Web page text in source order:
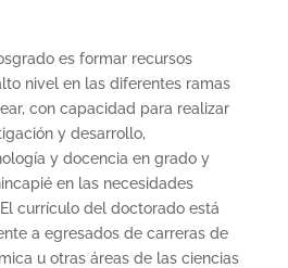
es formar recursos
nivel en las diferentes ramas
con capacidad para realizar
y desarrollo,
y docencia en grado y
en las necesidades
currículo del doctorado está
a egresados de carreras de
u otras áreas de las ciencias